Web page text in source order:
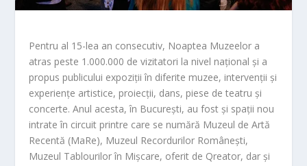
Pentru al 15-lea an consecutiv, Noaptea Muzeelor a
atras peste 1.000.000 de vizitatori la nivel național și a
propus publicului expoziții în diferite muzee, intervenții și
experiențe artistice, proiecții, dans, piese de teatru și
concerte. Anul acesta, în București, au fost și spații nou
intrate în circuit printre care se numără Muzeul de Artă
Recentă (MaRe), Muzeul Recordurilor Românești,
Muzeul Tablourilor în Mișcare, oferit de Qreator, dar și